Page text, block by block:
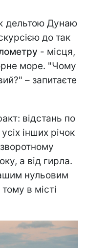
дельтою Дунаю
до так
- місця,
море. "Чому
– запитаєте
відстань по
інших річок
а від гирла.
нульовим
в місті